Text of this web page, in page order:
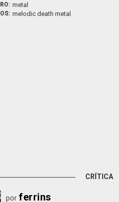
metal
melodic death metal
CRÍTICA
porferrins